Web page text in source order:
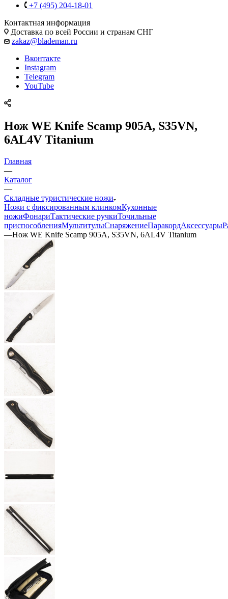
+7 (495) 204-18-01
Контактная информация
Доставка по всей России и странам СНГ
zakaz@blademan.ru
Вконтакте
Instagram
Telegram
YouTube
Нож WE Knife Scamp 905A, S35VN,
6AL4V Titanium
Главная
—
Каталог
—
Складные туристические ножи
Ножи с фиксированным клинкомКухонные
ножиФонариТактические ручкиТочильные
приспособленияМультитулыСнаряжениеПаракордАксессуары
—Нож WE Knife Scamp 905A, S35VN, 6AL4V Titanium